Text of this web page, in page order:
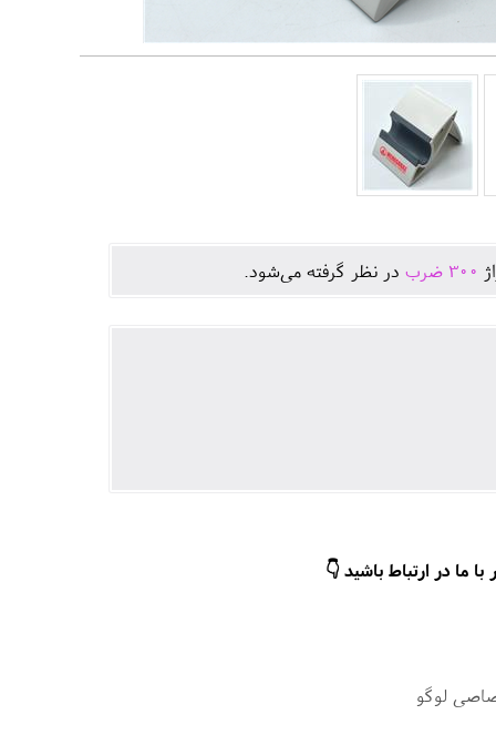
300 ضرب در نظر گرفته می‌شود.
ما در ارتباط باشید 👇
لوگو